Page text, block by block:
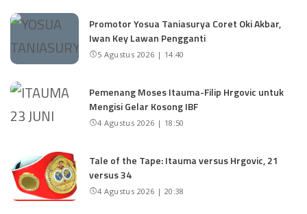
Promotor Yosua Taniasurya Coret Oki Akbar,
Iwan Key Lawan Pengganti
5 Agustus 2026 | 14:40
Pemenang Moses Itauma-Filip Hrgovic untuk
Mengisi Gelar Kosong IBF
4 Agustus 2026 | 18:50
Tale of the Tape: Itauma versus Hrgovic, 21
versus 34
4 Agustus 2026 | 20:38